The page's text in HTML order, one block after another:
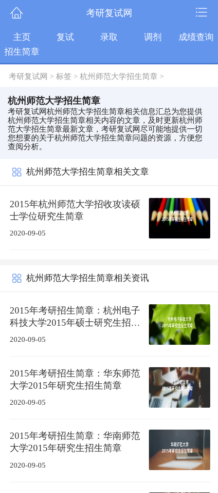
考研复试网
主页 复试 录取 调剂
成绩查询
招生简章
考研复试网 > 标签 > 杭州师范大学招生简章>
杭州师范大学招生简章
考研复试网杭州师范大学招生简章相关信息汇总为您提供
杭州师范大学招生简章相关内容的文章，及时更新杭州师
范大学招生简章最新文章，考研复试网尽可能地提供一切
您想要的关于杭州师范大学招生简章问题的资源，方便您
查阅分析。
杭州师范大学招生简章相关文章
2015年杭州师范大学招收攻读硕
士学位研究生简章
2020-09-05
杭州师范大学招生简章相关资讯
2015年考研招生简章：杭州电子
科技大学2015年硕士研究生招生
简章
2020-09-05
2015年考研招生简章：华东师范
大学2015年研究生招生简章
2020-09-05
2015年考研招生简章：华南师范
大学2015年研究生招生简章
2020-09-05